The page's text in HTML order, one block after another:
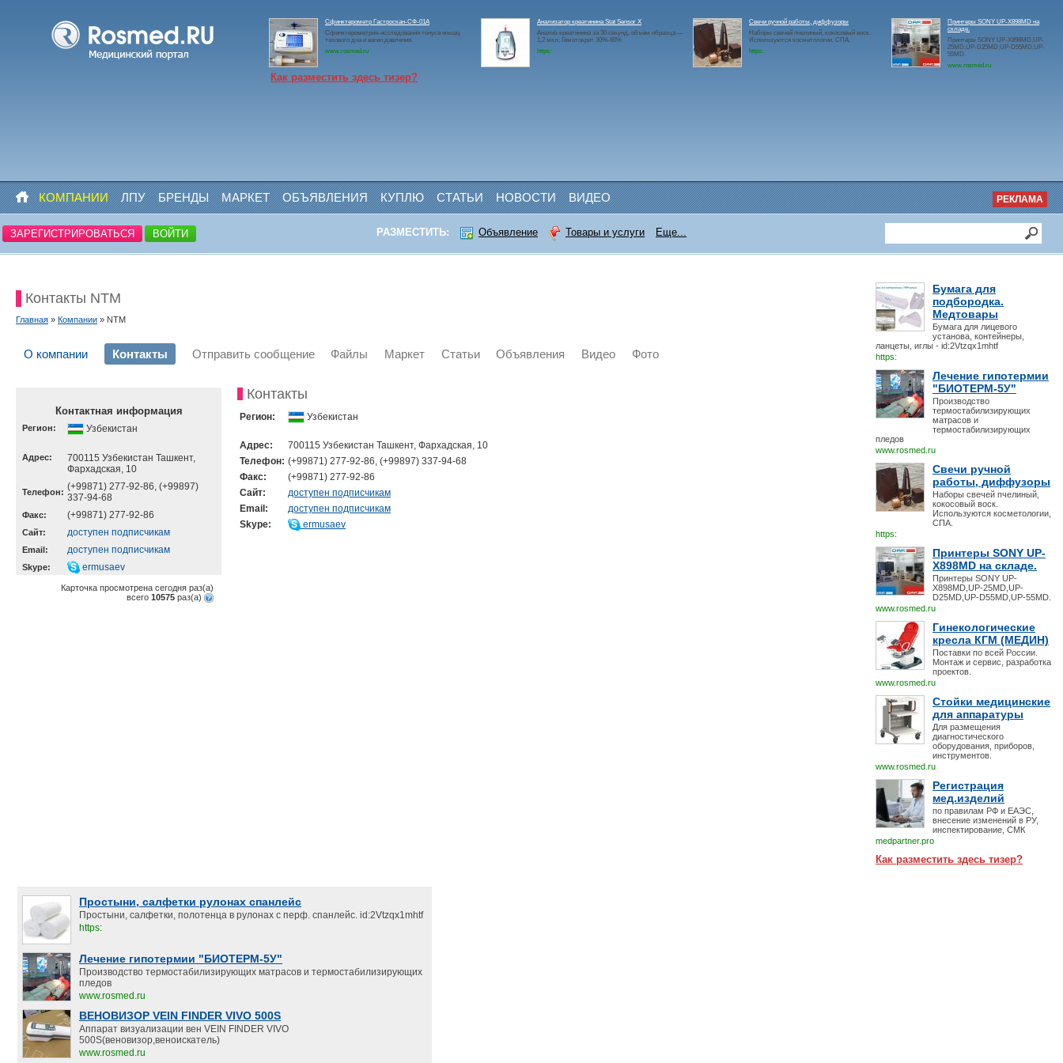
Сфинктерометр Гастроскан-СФ-01А
Сфинктерометрия-исследования тонуса мышц
тазового дна и вагин.давления.
www.rosmed.ru
Анализатор креатинина Stat Sensor X
Анализ креатинина за 30 секунд, объём образца —
1,2 мкл; Гематокрит 30%-60%
https:
Свечи ручной работы, диффузоры
Наборы свечей пчелиный, кокосовый воск.
Используются косметологии, СПА.
https:
Принтеры SONY UP-X898MD на
складе.
Принтеры SONY UP-X898MD,UP-
25MD,UP-D25MD,UP-D55MD,UP-
55MD.
www.rosmed.ru
Как разместить здесь тизер?
КОМПАНИИ ЛПУ БРЕНДЫ МАРКЕТ ОБЪЯВЛЕНИЯ КУПЛЮ СТАТЬИ НОВОСТИ ВИДЕО РЕКЛАМА
ЗАРЕГИСТРИРОВАТЬСЯ ВОЙТИ РАЗМЕСТИТЬ: Объявление Товары и услуги Еще...
Бумага для
подбородка.
Медтовары
Бумага для лицевого
установа, контейнеры,
ланцеты, иглы - id:2Vtzqx1mhtf
https:
Лечение гипотермии
"БИОТЕРМ-5У"
Производство
термостабилизирующих
матрасов и
термостабилизирующих
пледов
www.rosmed.ru
Свечи ручной
работы, диффузоры
Наборы свечей пчелиный,
кокосовый воск.
Используются косметологии,
СПА.
https:
Принтеры SONY UP-
X898MD на складе.
Принтеры SONY UP-
X898MD,UP-25MD,UP-
D25MD,UP-D55MD,UP-55MD.
www.rosmed.ru
Гинекологические
кресла КГМ (МЕДИН)
Поставки по всей России.
Монтаж и сервис, разработка
проектов.
www.rosmed.ru
Стойки медицинские
для аппаратуры
Для размещения
диагностического
оборудования, приборов,
инструментов.
www.rosmed.ru
Регистрация
мед.изделий
по правилам РФ и ЕАЭС,
внесение изменений в РУ,
инспектирование, СМК
medpartner.pro
Как разместить здесь тизер?
Контакты NTM
Главная » Компании » NTM
О компании Контакты Отправить сообщение Файлы Маркет Статьи Объявления Видео Фото
Контактная информация
Регион: Узбекистан
Адрес:
700115 Узбекистан Ташкент,
Фархадская, 10
Телефон: (+99871) 277-92-86, (+99897)
337-94-68
Факс: (+99871) 277-92-86
Cайт: доступен подписчикам
Email: доступен подписчикам
Skype: ermusaev
Карточка просмотрена сегодня раз(a)
всего 10575 раз(a)
Контакты
Регион: Узбекистан
Адрес:
700115 Узбекистан Ташкент, Фархадская, 10
Телефон: (+99871) 277-92-86, (+99897) 337-94-68
Факс:
(+99871) 277-92-86
Cайт:
доступен подписчикам
Email:
доступен подписчикам
Skype:
ermusaev
Простыни, салфетки рулонах спанлейс
Простыни, салфетки, полотенца в рулонах с перф. спанлейс. id:2Vtzqx1mhtf
https:
Лечение гипотермии "БИОТЕРМ-5У"
Производство термостабилизирующих матрасов и термостабилизирующих
пледов
www.rosmed.ru
ВЕНОВИЗОР VEIN FINDER VIVO 500S
Аппарат визуализации вен VEIN FINDER VIVO
500S(веновизор,веноискатель)
www.rosmed.ru